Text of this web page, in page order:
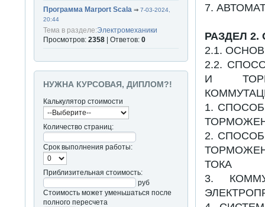
7.
РАЗДЕЛ
2.1.
2.2.
И
1.
2.
ТОКА
3.
Программа Marport Scala ⇒7-03-2024,
20:44
Тема в разделе:Электромеханики
Просмотров:2358 | Ответов:0
НУЖНА КУРСОВАЯ, ДИПЛОМ?!
Калькулятор стоимости
Количество страниц:
Срок выполнения работы:
Приблизительная стоимость:
руб
Стоимость может уменьшаться после
полного пересчета